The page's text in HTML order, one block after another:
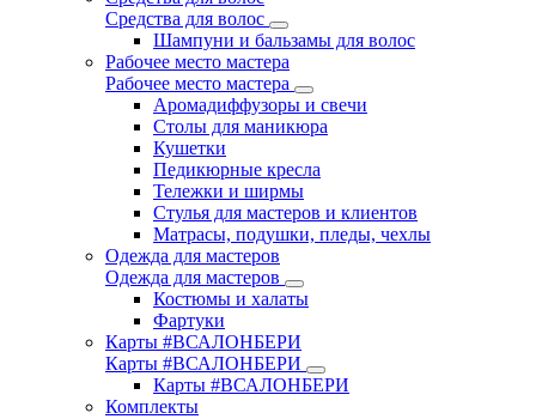
Средства для волос
Шампуни и бальзамы для волос
Рабочее место мастера
Рабочее место мастера
Аромадиффузоры и свечи
Столы для маникюра
Кушетки
Педикюрные кресла
Тележки и ширмы
Стулья для мастеров и клиентов
Матрасы, подушки, пледы, чехлы
Одежда для мастеров
Одежда для мастеров
Костюмы и халаты
Фартуки
Карты #ВСАЛОНБЕРИ
Карты #ВСАЛОНБЕРИ
Карты #ВСАЛОНБЕРИ
Комплекты